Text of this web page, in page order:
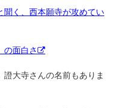
聞く、西本願寺が攻めてい
の面白さ
大寺さんの名前もありま